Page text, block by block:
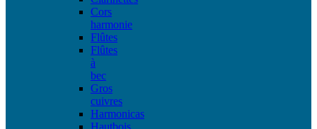
Cors
harmonie
Flûtes
Flûtes
à
bec
Gros
cuivres
Harmonicas
Hautbois